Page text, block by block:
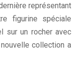
représentant
figurine spéciale
sur un rocher avec
collection a